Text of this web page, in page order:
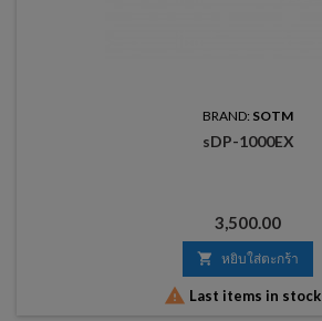
BRAND: SOTM
sDP-1000EX
ราคา
3,500.00
 หยิบใส่ตะกร้า
 Last items in stock